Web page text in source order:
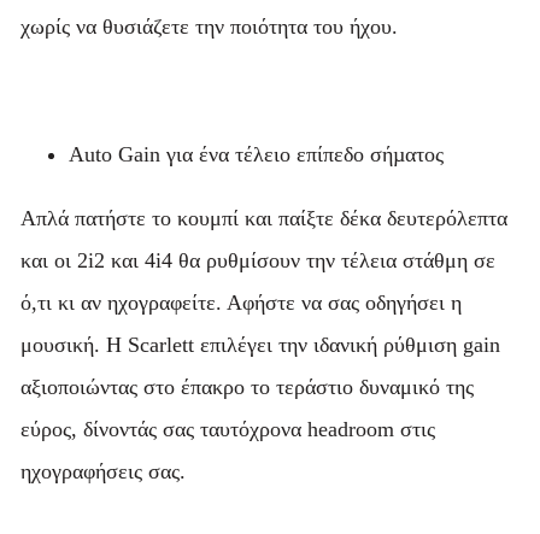
χωρίς να θυσιάζετε την ποιότητα του ήχου.
Auto Gain για ένα τέλειο επίπεδο σήµατος
Απλά πατήστε το κουμπί και παίξτε δέκα δευτερόλεπτα
και οι 2i2 και 4i4 θα ρυθμίσουν την τέλεια στάθμη σε
ό,τι κι αν ηχογραφείτε. Αφήστε να σας οδηγήσει η
μουσική. Η Scarlett επιλέγει την ιδανική ρύθμιση gain
αξιοποιώντας στο έπακρο το τεράστιο δυναμικό της
εύρος, δίνοντάς σας ταυτόχρονα headroom στις
ηχογραφήσεις σας.